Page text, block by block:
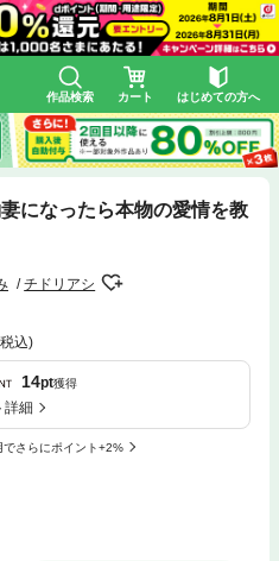
作品検索 カート はじめての方へ
になったら本物の愛情を教
チドリアシ
込)
14pt獲得
詳細
でさらにポイント+2%